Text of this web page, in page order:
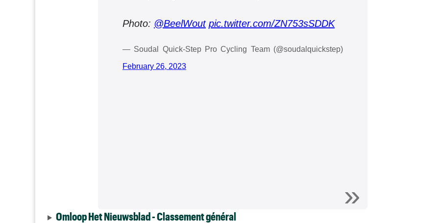
Photo: @BeelWout pic.twitter.com/ZN753sSDDK
— Soudal Quick-Step Pro Cycling Team (@soudalquickstep)
February 26, 2023
Omloop Het Nieuwsblad - Classement général